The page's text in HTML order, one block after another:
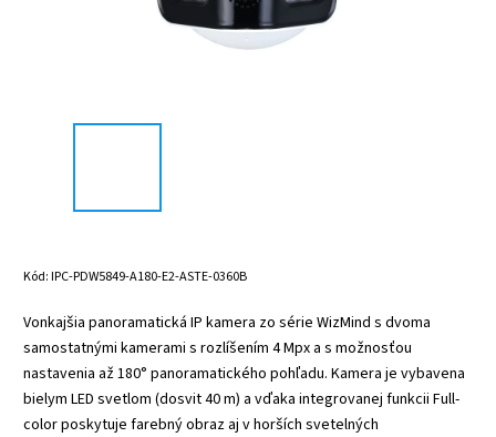
Kód:IPC-PDW5849-A180-E2-ASTE-0360B
Vonkajšia panoramatická IP kamera zo série WizMind s dvoma
samostatnými kamerami s rozlíšením 4 Mpx a s možnosťou
nastavenia až 180° panoramatického pohľadu. Kamera je vybavena
bielym LED svetlom (dosvit 40 m) a vďaka integrovanej funkcii Full-
color poskytuje farebný obraz aj v horších svetelných